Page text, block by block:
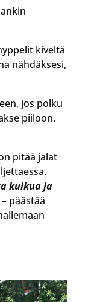
kiveltä
nähdäksesi,
jos polku
piiloon.
pitää jalat
kulkua ja
– päästää